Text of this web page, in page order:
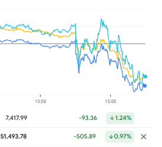
署名もトラ攻撃再開も警告
意の覚書14項目の全文
ベントについて